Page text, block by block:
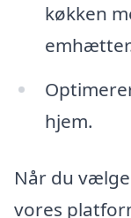
køkken
hjem.
Når du
vores